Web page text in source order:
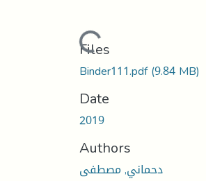
Loading...
Files
Binder111.pdf(9.84 MB)
Date
2019
Authors
دحماني, مصطفى